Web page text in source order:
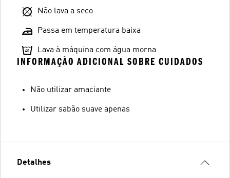
Não lava a seco
Passa em temperatura baixa
Lava à máquina com água morna
INFORMAÇÃO ADICIONAL SOBRE CUIDADOS
Não utilizar amaciante
Utilizar sabão suave apenas
Detalhes